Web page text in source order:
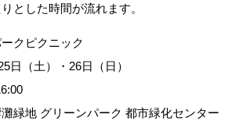
とした時間が流れます。
クピクニック
日（土）・26日（日）
緑地 グリーンパーク 都市緑化センター